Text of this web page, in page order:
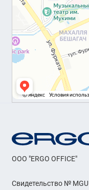
OOO "ERGO OFFICE"
Свидетельство №